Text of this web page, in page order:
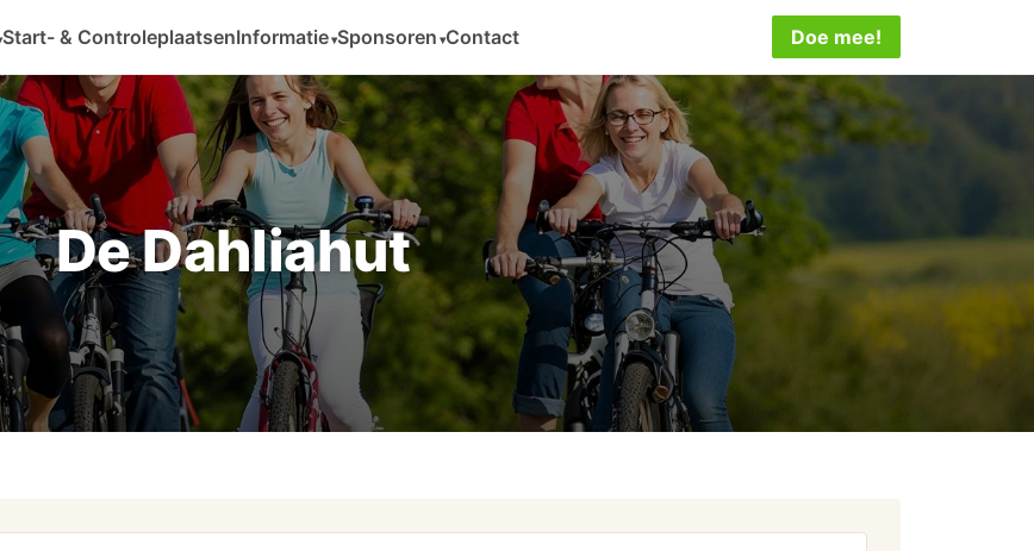
Start- & ControleplaatsenInformatie Sponsoren Contact Doe mee!
De Dahliahut